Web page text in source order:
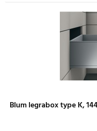
Blum legrabox type K,